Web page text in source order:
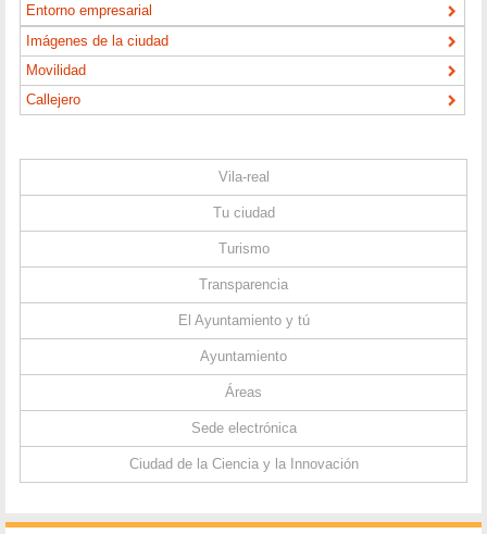
Entorno empresarial
Imágenes de la ciudad
Movilidad
Callejero
Vila-real
Tu ciudad
Turismo
Transparencia
El Ayuntamiento y tú
Ayuntamiento
Áreas
Sede electrónica
Ciudad de la Ciencia y la Innovación